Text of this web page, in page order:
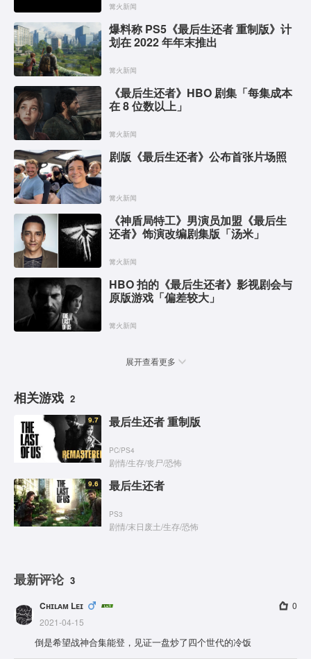
篝火新闻
爆料称 PS5《最后生还者 重制版》计
划在 2022 年年末推出
篝火新闻
《最后生还者》HBO 剧集「每集成本
在 8 位数以上」
篝火新闻
剧版《最后生还者》公布首张片场照
篝火新闻
《神盾局特工》男演员加盟《最后生
还者》饰演改编剧集版「汤米」
篝火新闻
HBO 拍的《最后生还者》影视剧会与
原版游戏「偏差较大」
篝火新闻
展开查看更多
相关游戏 2
9.7 最后生还者 重制版
PC/PS4
剧情/生存/丧尸/恐怖
9.6 最后生还者
PS3
剧情/末日废土/生存/恐怖
最新评论 3
Cʜɪʟᴀᴍ Lᴇɪ
2021-04-15
0
倒是希望战神合集能登，见证一盘炒了四个世代的冷饭